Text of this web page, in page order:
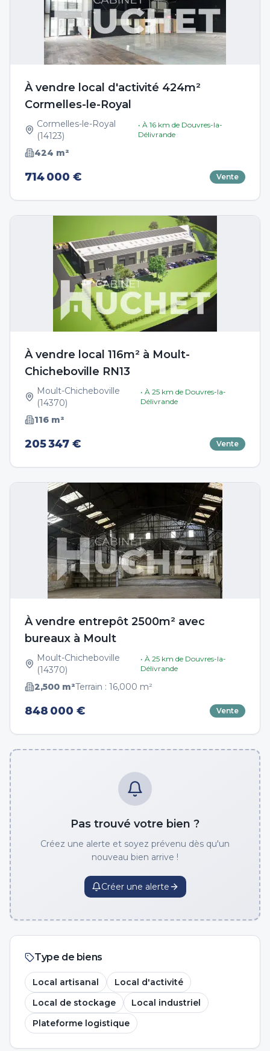
À vendre local d'activité 424m²
Cormelles-le-Royal
Cormelles-le-Royal
(14123)
• À 16km de Douvres-la-
Délivrande
424 m²
714 000 € Vente
À vendre local 116m² à Moult-
Chicheboville RN13
Moult-Chicheboville
(14370)
• À25 km de Douvres-la-
Délivrande
116 m²
205 347 € Vente
À vendre entrepôt 2500m² avec
bureaux à Moult
Moult-Chicheboville
(14370)
• À25 km de Douvres-la-
Délivrande
2,500 m²Terrain : 16,000 m²
848 000 € Vente
Pas trouvé votre bien ?
Créez une alerte et soyez prévenu dès qu'un
nouveau bien arrive !
Créer une alerte
Type de biens
Local artisanal
Local d'activité
Local de stockage
Local industriel
Plateforme logistique